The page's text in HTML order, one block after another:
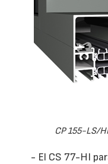
CP 155-LS/
- El CS 77-HI